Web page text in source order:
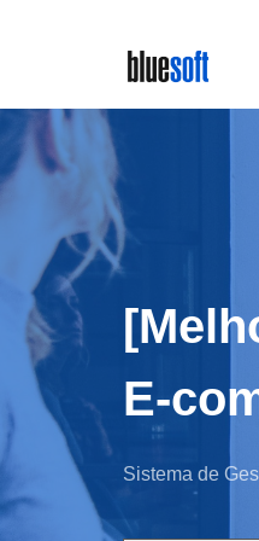
main
content
E-
Sistema de